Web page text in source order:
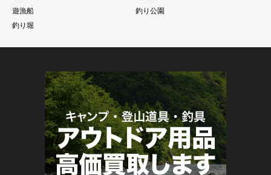
遊漁船
釣り公園
釣り堀